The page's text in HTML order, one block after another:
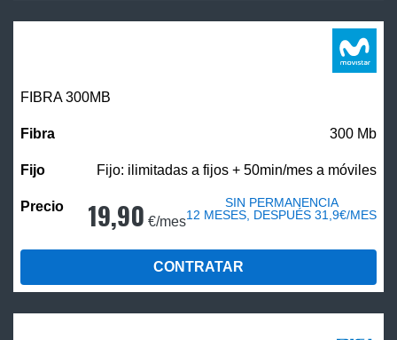
FIBRA 300MB
300 Mb
Fijo: ilimitadas a fijos + 50min/mes a móviles
19,90 €/mes
SIN PERMANENCIA
12 MESES, DESPUÉS 31,9€/MES
CONTRATAR